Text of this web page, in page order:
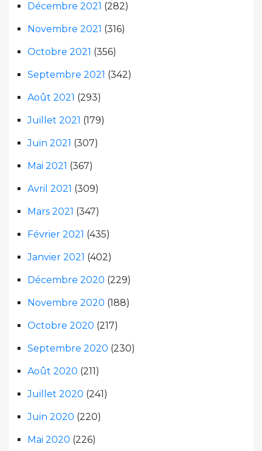
Décembre 2021 (282)
Novembre 2021 (316)
Octobre 2021 (356)
Septembre 2021 (342)
Août 2021 (293)
Juillet 2021 (179)
Juin 2021 (307)
Mai 2021 (367)
Avril 2021 (309)
Mars 2021 (347)
Février 2021 (435)
Janvier 2021 (402)
Décembre 2020 (229)
Novembre 2020 (188)
Octobre 2020 (217)
Septembre 2020 (230)
Août 2020 (211)
Juillet 2020 (241)
Juin 2020 (220)
Mai 2020 (226)